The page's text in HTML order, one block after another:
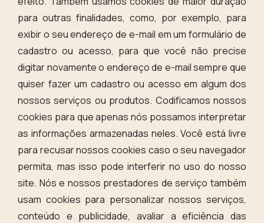
para outras finalidades, como, por exemplo, para
exibir o seu endereço de e-mail em um formulário de
cadastro ou acesso, para que você não precise
digitar novamente o endereço de e-mail sempre que
quiser fazer um cadastro ou acesso em algum dos
nossos serviços ou produtos. Codificamos nossos
cookies para que apenas nós possamos interpretar
as informações armazenadas neles. Você está livre
para recusar nossos cookies caso o seu navegador
permita, mas isso pode interferir no uso do nosso
site. Nós e nossos prestadores de serviço também
usam cookies para personalizar nossos serviços,
conteúdo e publicidade, avaliar a eficiência das